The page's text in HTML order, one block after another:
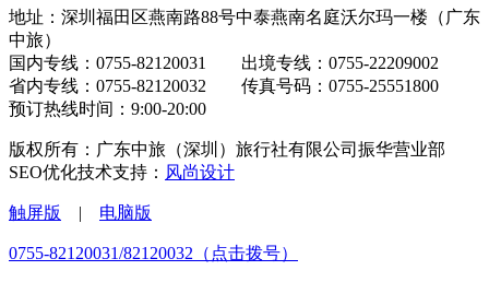
地址：深圳福田区燕南路88号中泰燕南名庭沃尔玛一楼（广东
中旅）
国内专线：0755-82120031 出境专线：0755-22209002
省内专线：0755-82120032 传真号码：0755-25551800
预订热线时间：9:00-20:00
版权所有：广东中旅（深圳）旅行社有限公司振华营业部
SEO优化技术支持： 风尚设计
触屏版 | 电脑版
0755-82120031/82120032（点击拨号）